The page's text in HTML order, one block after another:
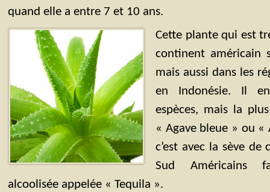
quand elle a entre 7 et 10 ans.
Cette plante qui est
continent américain
mais aussi dans les
en Indonésie. Il
espèces, mais la
« Agave bleue » ou «
c’est avec la sève
Sud Américains
alcoolisée appelée « Tequila ».